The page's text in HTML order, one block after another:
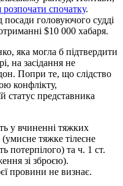
розпочати спочатку.
головуючого судді
$10 000 хабаря.
яка могла б підтвердити
на засідання не
Попри те, що слідство
конфлікту,
статус представника
у вчиненні тяжких
тяжке тілесне
та ч. 1 ст.
зі зброєю).
провини не визнає.